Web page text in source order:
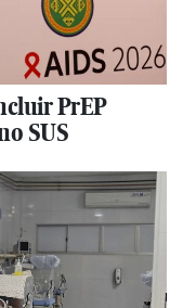
PrEP
SUS